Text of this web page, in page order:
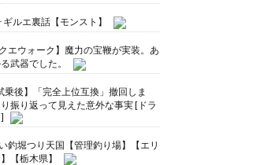
ルエ裏話【モンスト】
クエウォーク】魔力の宝鞭が実装。あ
武器でした。
乗後】「完全上位互換」撤回しま
振り返って見えた意外な事実 [ドラ
釣堀つり天国【管理釣り場】【エリ
【栃木県】